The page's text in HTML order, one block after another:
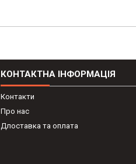
КОНТАКТНА ІНФОРМАЦІЯ
Контакти
Про нас
Длоставка та оплата